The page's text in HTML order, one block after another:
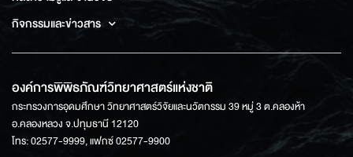
กิจกรรมและข่าวสาร
องค์การพิพิธภัณฑ์วิทยาศาสตร์แห่งชาติ
กระทรวงการอุดมศึกษา วิทยาศาสตร์วิจัยและนวัตกรรม 39 หมู่ 3 ต.คลองห้า
อ.คลองหลวง จ.ปทุมธานี 12120
โทร: 02577-9999, แฟกซ์ 02577-9900